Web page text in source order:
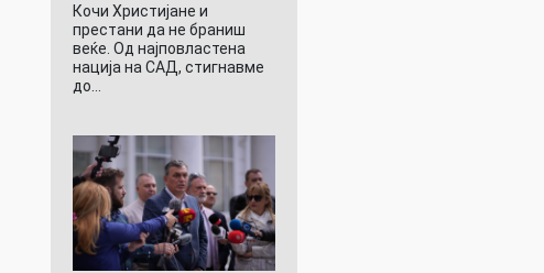
Кочи Христијане и
престани да не браниш
веќе. Од најповластена
нација на САД, стигнавме
до…